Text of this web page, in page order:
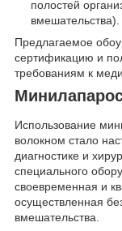
полостей
вмешательства).
Предлагаемое
сертификацию и
требованиям к
Использование
волокном стало
диагностике и
специального
своевременная и
осуществленная
вмешательства.